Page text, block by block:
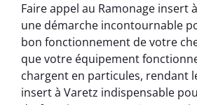
Faire appel au Ramonage insert
une démarche incontournable
bon fonctionnement de votre
que votre équipement
chargent en particules, rendant
insert à Varetz indispensable